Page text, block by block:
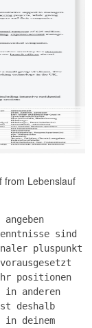
from Lebenslauf
sind
pluspunkt
positionen
in anderen
deshalb
in deinem